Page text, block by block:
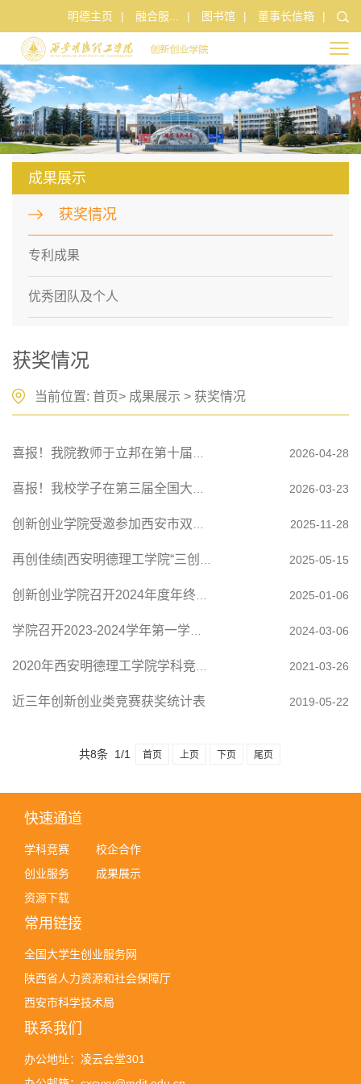
明德主页 | 融合服... | 图书馆 | 董事长信箱 |
成果展示
获奖情况
专利成果
优秀团队及个人
获奖情况
当前位置: 首页> 成果展示 > 获奖情况
2026-04-28
2026-03-23
2025-11-28
2025-05-15
2025-01-06
2024-03-06
2021-03-26
近三年创新创业类竞赛获奖统计表 2019-05-22
共8条 1/1 首页 上页 下页 尾页
快速通道
学科竞赛
校企合作
创业服务
成果展示
资源下载
常用链接
全国大学生创业服务网
陕西省人力资源和社会保障厅
西安市科学技术局
联系我们
办公地址：凌云会堂301